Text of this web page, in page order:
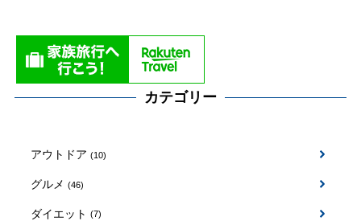
カテゴリー
アウトドア (10)
グルメ (46)
ダイエット (7)